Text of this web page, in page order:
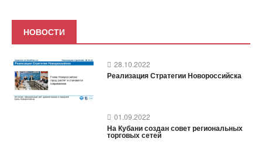
НОВОСТИ
Реализация Стратегии Новороссийска
28.10.2022
На Кубани создан совет региональных
торговых сетей
01.09.2022